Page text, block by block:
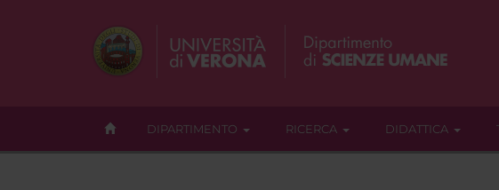
DIPARTIMENTO RICERCA DIDATTICA